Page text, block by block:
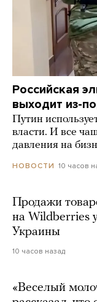
Российская
выходит из-
Путин
власти. И все
давления на
НОВОСТИ 10 часов
Продажи
на Wildberries
Украины
10 часов назад
«Веселый